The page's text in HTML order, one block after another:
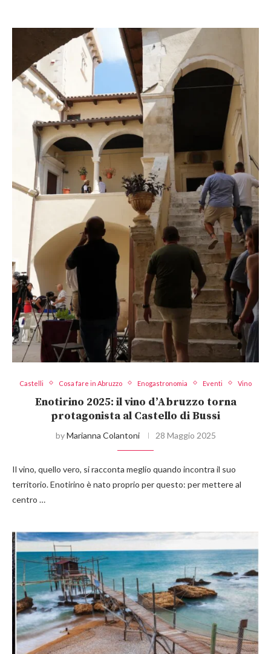
Castelli Cosa fare in Abruzzo Enogastronomia Eventi Vino
Enotirino 2025: il vino d’Abruzzo torna
protagonista al Castello di Bussi
byMarianna Colantoni 28 Maggio 2025
Il vino, quello vero, si racconta meglio quando incontra il suo
territorio. Enotirino è nato proprio per questo: per mettere al
centro …